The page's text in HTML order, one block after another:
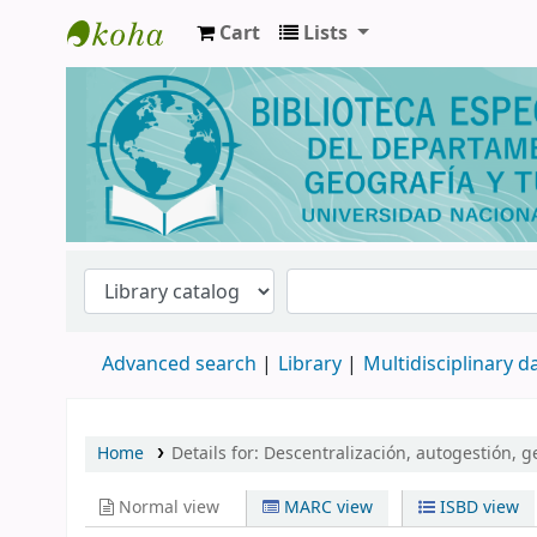
Biblioteca de Geografía y Turismo
Cart Lists
Advanced search Library Multidisciplinary
Home Details for: Descentralización, autogestión,
Normal view MARC view ISBD view